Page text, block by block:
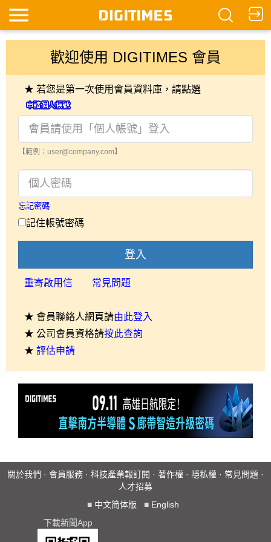
歡迎使用 DIGITIMES 會員
★ 若您是第一次使用會員資料庫，請點選
【範例：user@company.com】
忘記密碼
記住帳號密碼
登入
重寄啟用信 常見問題
★ 會員聯絡人網頁請由此登入
★ 公司會員資格請按此查詢
★ 評估申請
關於我們 · 會員服務 · 科技產業報訂閱 · 著作權 · 隱私權 · 常見問題 ·
人才招募
■ 中文简体版 ■ English
下載新聞App